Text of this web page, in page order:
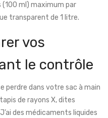
(100 ml) maximum par
transparent de 1 litre.
vos
le contrôle
perdre dans votre sac à main
de rayons X, dites
des médicaments liquides